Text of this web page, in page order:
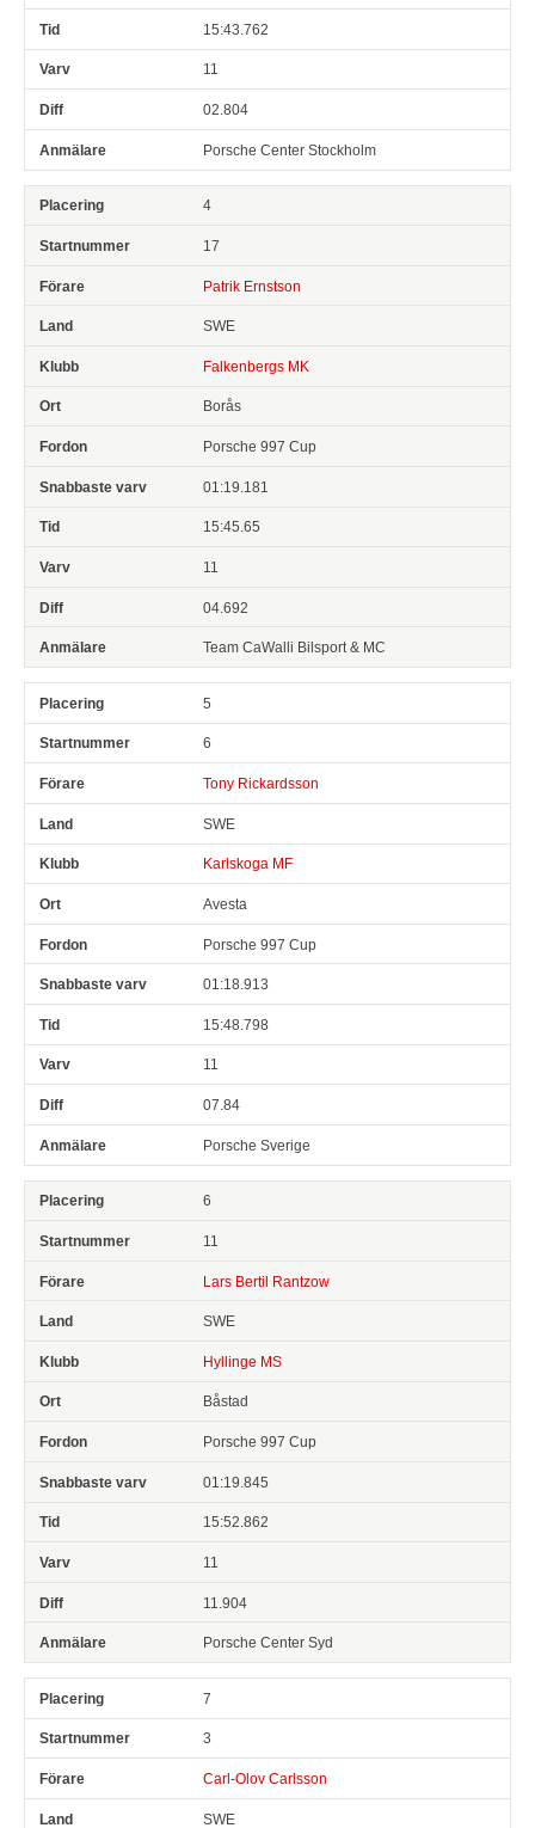
15:43.762
11
02.804
Porsche Center Stockholm
4
17
Patrik Ernstson
SWE
Falkenbergs MK
Borås
Porsche 997 Cup
01:19.181
15:45.65
11
04.692
Team CaWalli Bilsport & MC
5
6
Tony Rickardsson
SWE
Karlskoga MF
Avesta
Porsche 997 Cup
01:18.913
15:48.798
11
07.84
Porsche Sverige
6
11
Lars Bertil Rantzow
SWE
Hyllinge MS
Båstad
Porsche 997 Cup
01:19.845
15:52.862
11
11.904
Porsche Center Syd
7
3
Carl-Olov Carlsson
SWE